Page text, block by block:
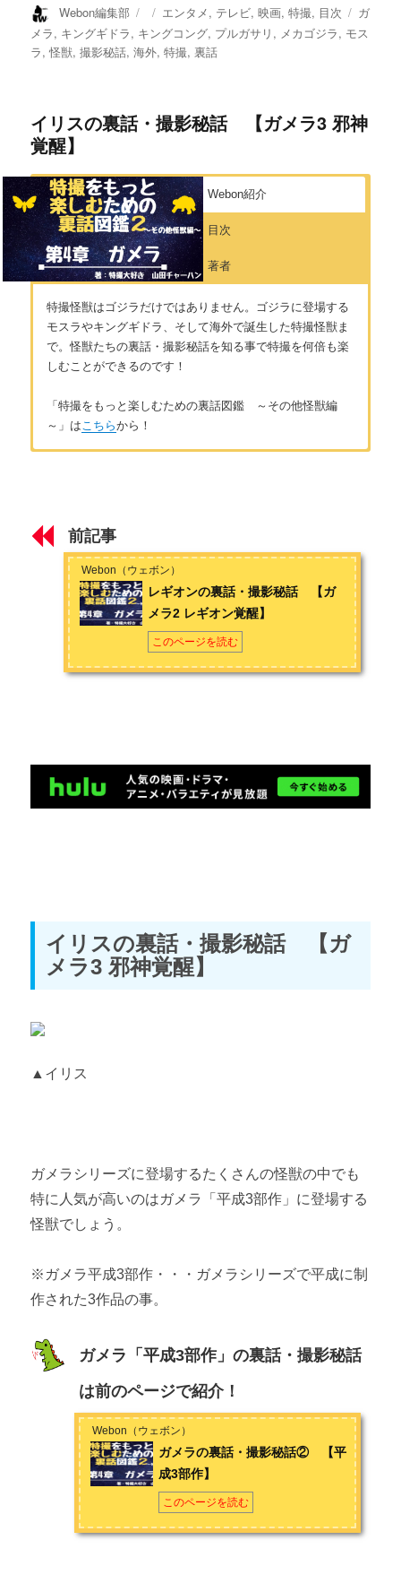
投
稿
者
Webon編集部
投
稿
日:
カ
テ
ゴ
エンタメ, テレビ,映画,特撮, 目次
タ
グ
ガ
メラ, キングギドラ, キングコング, プルガサリ , メカゴジラ, モス
ラ,怪獣,撮影秘話,海外,特撮, 裏話
イリスの裏話・撮影秘話 【ガメラ3 邪神
覚醒】
Webon紹介
目次
著者
特撮怪獣はゴジラだけではありません。ゴジラに登場する
モスラやキングギドラ、そして海外で誕生した特撮怪獣ま
で。怪獣たちの裏話・撮影秘話を知る事で特撮を何倍も楽
しむことができるのです！
「特撮をもっと楽しむための裏話図鑑 ～その他怪獣編
～」はこちらから！
モスラの裏話・撮影秘話② 【平成（vs）シリーズ】
モスラの裏話・撮影秘話③ 【ミレニアムシリーズ】
モスラの裏話・撮影秘話④ 【平成3部作】
第2章 キングギドラ
キングギドラの裏話・撮影秘話③ 【ミレニアムシリーズ】
メカゴジラの裏話・撮影秘話① 【昭和シリーズ】
メカゴジラの裏話・撮影秘話② 【平成（vs）シリーズ】
第4章 ガメラ
ガメラの裏話・撮影秘話① 【昭和シリーズ】
ギャオスの裏話・撮影秘話
イリスの裏話・撮影秘話 【ガメラ3 邪神覚醒】
キングコングの裏話・撮影秘話
プルガサリの裏話・撮影秘話
作品を見るだけでなく、考察や解説サイトにも興味があり、知
識を増やして作品の楽しみ方を増やすのがモットー。友人と特
撮談義や特撮縛りのカラオケをすることも。特撮作品の出演を
夢見て、特撮に関する仕事を所望している。
お問い合わせは から
Twitter（山田）@yamada_chahan
前記事
Webon（ウェボン）
レギオンの裏話・撮影秘話 【ガ
メラ2 レギオン覚醒】
このページを読む
イリスの裏話・撮影秘話 【ガ
メラ3 邪神覚醒】
▲イリス
ガメラシリーズに登場するたくさんの怪獣の中でも
特に人気が高いのはガメラ「平成3部作」に登場する
怪獣でしょう。
※ガメラ平成3部作・・・ガメラシリーズで平成に制
作された3作品の事。
ガメラ「平成3部作」の裏話・撮影秘話
は前のページで紹介！
Webon（ウェボン）
ガメラの裏話・撮影秘話② 【平
成3部作】
このページを読む